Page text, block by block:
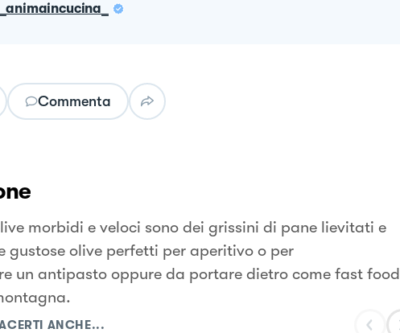
Commenta
morbidi e veloci sono dei grissini di pane lievitati e
gustose olive perfetti per aperitivo o per
un antipasto oppure da portare dietro come fast food
ANCHE...